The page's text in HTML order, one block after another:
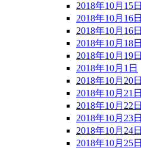
2018年10月15日
2018年10月16日
2018年10月16日
2018年10月18日
2018年10月19日
2018年10月1日
2018年10月20日
2018年10月21日
2018年10月22日
2018年10月23日
2018年10月24日
2018年10月25日